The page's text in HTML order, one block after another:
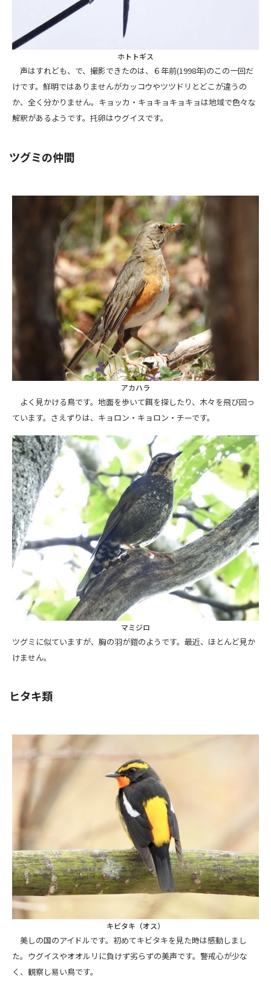
ホトトギス
声はすれども、で、撮影できたのは、６年前(1998年)のこの一回だ
けです。鮮明ではありませんがカッコウやツツドリとどこが違うの
か、全く分かりません。キョッカ・キョキョキョキョは地域で色々な
解釈があるようです。托卵はウグイスです。
ツグミの仲間
アカハラ
よく見かける鳥です。地面を歩いて餌を探したり、木々を飛び回っ
ています。さえずりは、キョロン・キョロン・チーです。
マミジロ
ツグミに似ていますが、胸の羽が鎧のようです。最近、ほとんど見か
けません。
ヒタキ類
キビタキ（オス）
美しの国のアイドルです。初めてキビタキを見た時は感動しまし
た。ウグイスやオオルリに負けず劣らずの美声です。警戒心が少な
く、観察し易い鳥です。